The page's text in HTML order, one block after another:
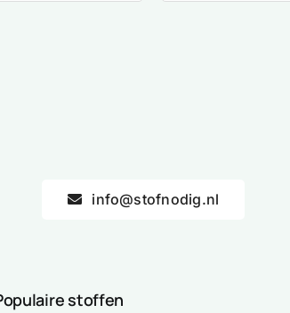
info@stofnodig.nl
stoffen